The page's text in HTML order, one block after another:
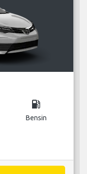
local_gas_station
Bensin